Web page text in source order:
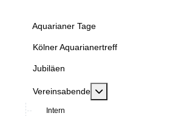
Aquarianer Tage
Kölner Aquarianertreff
Jubiläen
Vereinsabende
Intern